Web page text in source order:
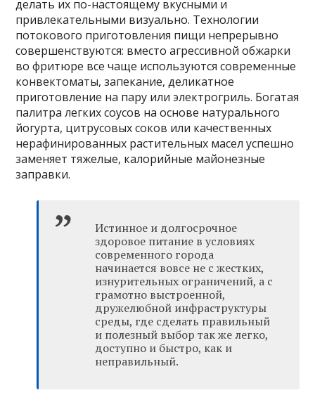
делать их по-настоящему вкусными и
привлекательными визуально. Технологии
потокового приготовления пищи непрерывно
совершенствуются: вместо агрессивной обжарки
во фритюре все чаще используются современные
конвектоматы, запекание, деликатное
приготовление на пару или электрогриль. Богатая
палитра легких соусов на основе натурального
йогурта, цитрусовых соков или качественных
нерафинированных растительных масел успешно
заменяет тяжелые, калорийные майонезные
заправки.
Истинное и долгосрочное
здоровое питание в условиях
современного города
начинается вовсе не с жестких,
изнурительных ограничений, а с
грамотно выстроенной,
дружелюбной инфраструктуры
среды, где сделать правильный
и полезный выбор так же легко,
доступно и быстро, как и
неправильный.